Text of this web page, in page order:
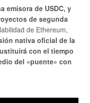
emisora de USDC, y
de segunda
de Ethereum,
nativa oficial de la
con el tiempo
del «puente» con